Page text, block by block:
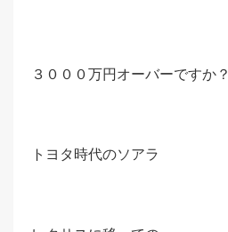
３０００万円オーバーですか？
トヨタ時代のソアラ